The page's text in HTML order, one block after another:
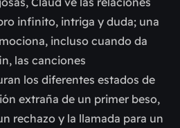
infinito, intriga y duda; una
incluso cuando da
las canciones
los diferentes estados de
extraña de un primer beso,
rechazo y la llamada para un